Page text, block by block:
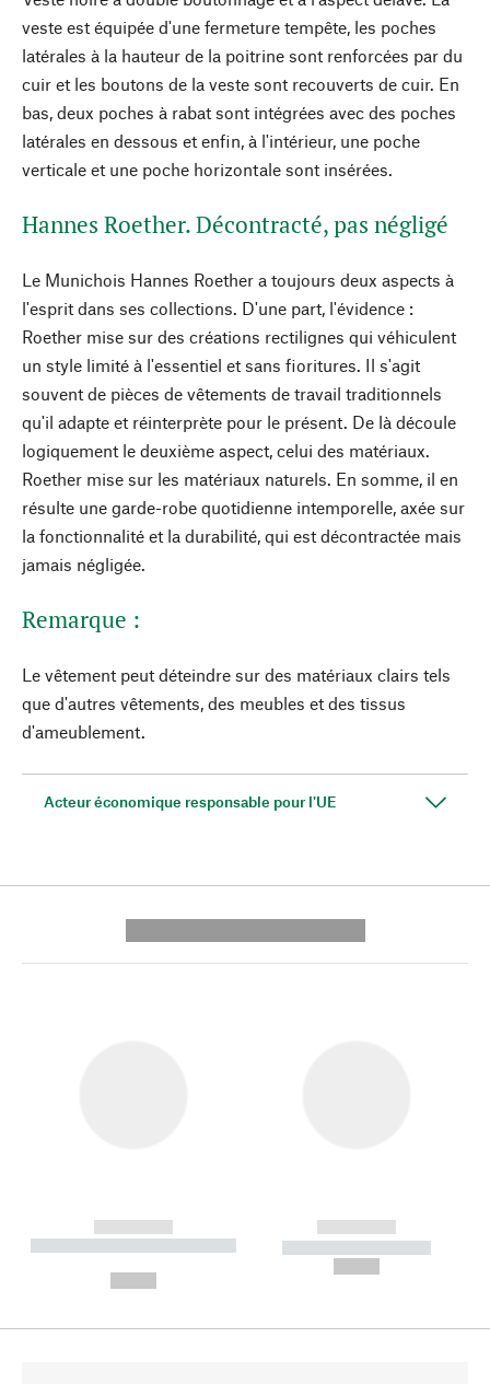
veste est équipée d'une fermeture tempête, les poches
latérales à la hauteur de la poitrine sont renforcées par du
cuir et les boutons de la veste sont recouverts de cuir. En
bas, deux poches à rabat sont intégrées avec des poches
latérales en dessous et enfin, à l'intérieur, une poche
verticale et une poche horizontale sont insérées.
Hannes Roether. Décontracté, pas négligé
Le Munichois Hannes Roether a toujours deux aspects à
l'esprit dans ses collections. D'une part, l'évidence :
Roether mise sur des créations rectilignes qui véhiculent
un style limité à l'essentiel et sans fioritures. Il s'agit
souvent de pièces de vêtements de travail traditionnels
qu'il adapte et réinterprète pour le présent. De là découle
logiquement le deuxième aspect, celui des matériaux.
Roether mise sur les matériaux naturels. En somme, il en
résulte une garde-robe quotidienne intemporelle, axée sur
la fonctionnalité et la durabilité, qui est décontractée mais
jamais négligée.
Remarque :
Le vêtement peut déteindre sur des matériaux clairs tels
que d'autres vêtements, des meubles et des tissus
d'ameublement.
Acteur économique responsable pour l'UE
------------
----------- ----------- --------
------------
----------- -----------